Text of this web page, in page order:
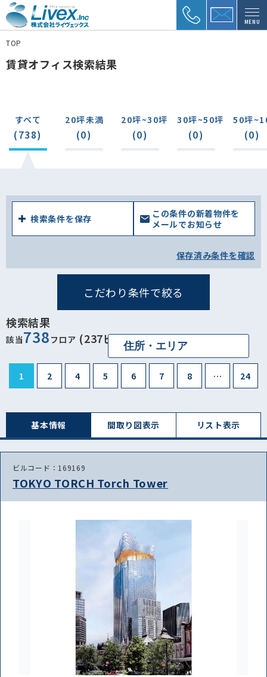
MENU
TOP
賃貸オフィス検索結果
すべて
(738)
20坪未満
(0)
20坪~30坪
(0)
30坪~50坪
(0)
50坪
(0)
検索条件を保存
この条件の新着物件を
メールでお知らせ
保存済み条件を確認
こだわり条件で絞る
検索結果
該当738 フロア (237ビル)
1 2 4 5 6 7 8 … 24
基本情報 間取り図表⽰ リスト表⽰
ビルコード：169169
TOKYO TORCH Torch Tower